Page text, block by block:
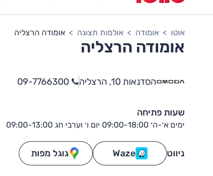
אוטו אומודה אולמות תצוגה אומודה הרצליה
אומודה הרצליה
הסדנאות 10, הרצליה 09-7766300
שעות פתיחה
ימים א׳-ה׳ 09:00-18:00 יום ו׳ וערבי חג 09:00-13:00
ניווט Waze גוגל מפות